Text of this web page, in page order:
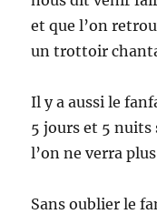
et que l’on
un trottoir
Il y a aussi le
5 jours et 5 nuits
l’on ne verra
Sans oublier le